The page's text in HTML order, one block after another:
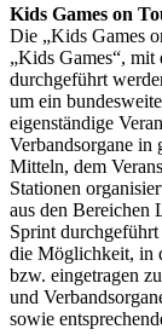
Kids Games on
Die „Kids Games
„Kids Games“, mit
durchgeführt
um ein
eigenständige
Verbandsorgane in
Mitteln, dem
Stationen
aus den Bereichen
Sprint
die Möglichkeit, in
bzw. eingetragen
und
sowie